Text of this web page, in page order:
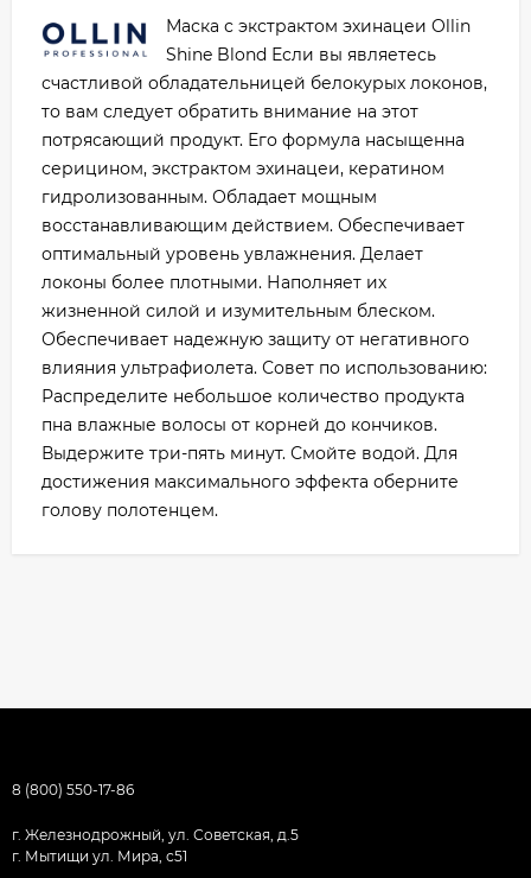
Маска с экстрактом эхинацеи Ollin
Shine Blond Если вы являетесь
счастливой обладательницей белокурых локонов,
то вам следует обратить внимание на этот
потрясающий продукт. Его формула насыщенна
серицином, экстрактом эхинацеи, кератином
гидролизованным. Обладает мощным
восстанавливающим действием. Обеспечивает
оптимальный уровень увлажнения. Делает
локоны более плотными. Наполняет их
жизненной силой и изумительным блеском.
Обеспечивает надежную защиту от негативного
влияния ультрафиолета. Совет по использованию:
Распределите небольшое количество продукта
пна влажные волосы от корней до кончиков.
Выдержите три-пять минут. Смойте водой. Для
достижения максимального эффекта оберните
голову полотенцем.
8 (800) 550-17-86
г. Железнодрожный, ул. Советская, д.5
г. Мытищи ул. Мира, с51